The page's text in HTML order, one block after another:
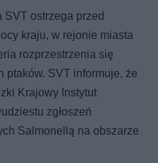
ostrzega przed
kraju, w rejonie miasta
rozprzestrzenia się
ptaków. SVT informuje, że
Krajowy Instytut
zgłoszeń
Salmonellą na obszarze